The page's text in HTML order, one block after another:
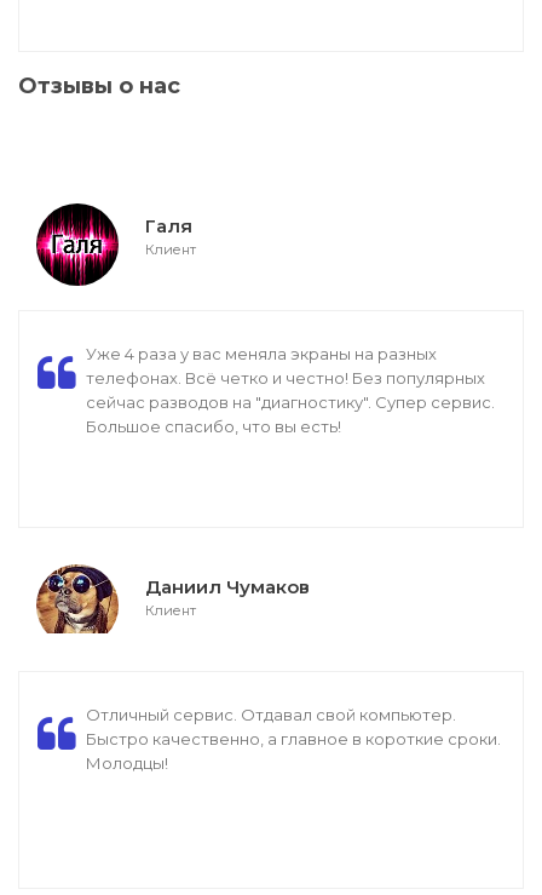
Отзывы о нас
Галя
Клиент
Уже 4 раза у вас меняла экраны на разных
телефонах. Всё четко и честно! Без популярных
сейчас разводов на "диагностику". Супер сервис.
Большое спасибо, что вы есть!
Даниил Чумаков
Клиент
Отличный сервис. Отдавал свой компьютер.
Быстро качественно, а главное в короткие сроки.
Молодцы!